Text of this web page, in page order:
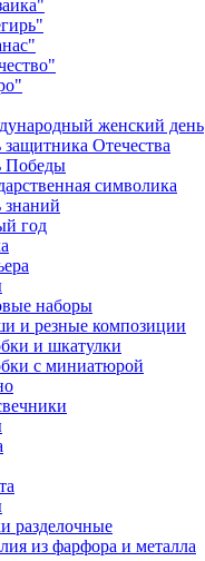
женский день
защитника Отечества
Победы
символика
знаний
год
наборы
и резные композиции
и шкатулки
с миниатюрой
разделочные
из фарфора и металла